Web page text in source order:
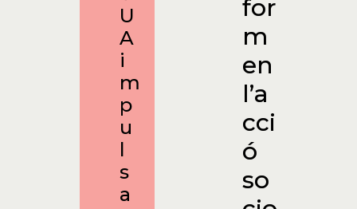
U
A
i
m
p
u
l
s
a
for
m
en
l’a
cci
ó
so